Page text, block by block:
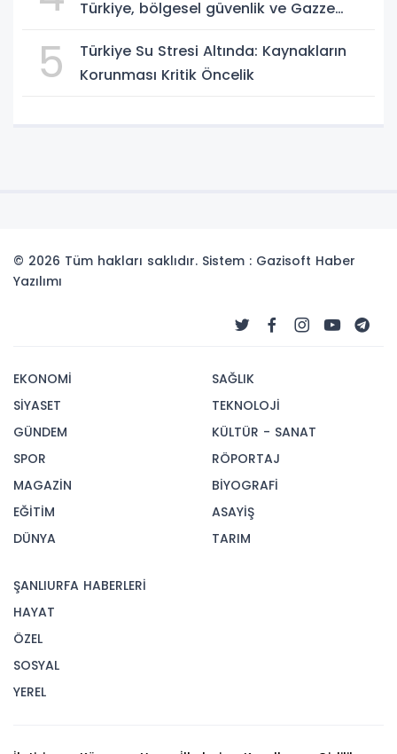
Türkiye, bölgesel güvenlik ve Gazze
5
Türkiye Su Stresi Altında: Kaynakların
Korunması Kritik Öncelik
© 2026 Tüm hakları saklıdır. Sistem : Gazisoft Haber
Yazılımı
EKONOMİ
SİYASET
GÜNDEM
SPOR
MAGAZİN
EĞİTİM
DÜNYA
SAĞLIK
TEKNOLOJİ
KÜLTÜR - SANAT
RÖPORTAJ
BİYOGRAFİ
ASAYİŞ
TARIM
ŞANLIURFA HABERLERİ
HAYAT
ÖZEL
SOSYAL
YEREL